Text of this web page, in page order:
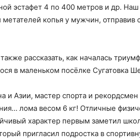
эстафет 4 по 400 метров и др. Наш
копья у мужчин, отправив
рассказать, как началась
в маленьком посёлке Сугатовка
и Азии, мастер спорта и
лома весом 6 кг! Отличные
характер первым заметил
пригласил подростка в